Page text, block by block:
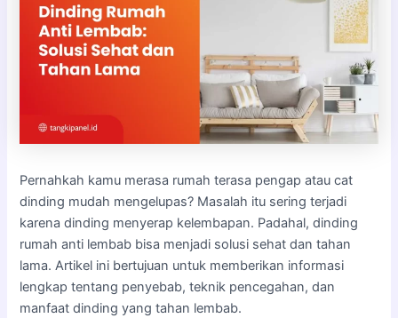
Pernahkah kamu merasa rumah terasa pengap atau cat
dinding mudah mengelupas? Masalah itu sering terjadi
karena dinding menyerap kelembapan. Padahal, dinding
rumah anti lembab bisa menjadi solusi sehat dan tahan
lama. Artikel ini bertujuan untuk memberikan informasi
lengkap tentang penyebab, teknik pencegahan, dan
manfaat dinding yang tahan lembab.